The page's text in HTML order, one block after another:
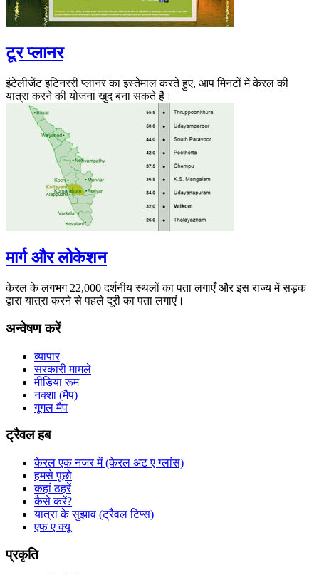
टूर प्लानर
इंटेलीजेंट इटिनररी प्लानर का इस्तेमाल करते हुए, आप मिनटों में केरल की
यात्रा करने की योजना खुद बना सकते हैं।
मार्ग और लोकेशन
केरल के लगभग 22,000 दर्शनीय स्थलों का पता लगाएँ और इस राज्य में सड़क
द्वारा यात्रा करने से पहले दूरी का पता लगाएं।
अन्वेषण करें
व्यापार
सरकारी मामले
मीडिया रूम
नक्शा (मैप)
गूगल मैप
ट्रैवल हब
केरल एक नजर में (केरल अट ए ग्लांस)
हमसे पूछो
कहां ठहरें
कैसे करें?
यात्रा के सुझाव (ट्रैवल टिप्स)
एफ ए क्यू
प्रकृति